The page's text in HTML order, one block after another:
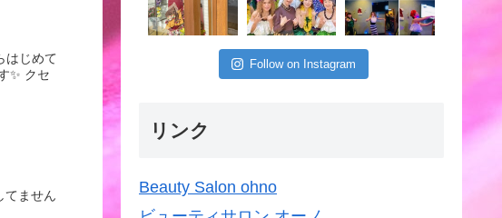
じめて
✨ クセ
てません
Follow on Instagram
リンク
Beauty Salon ohno